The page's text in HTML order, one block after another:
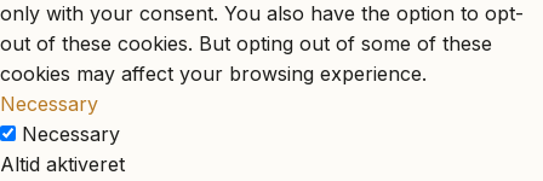
only with your consent. You also have the option to opt-
out of these cookies. But opting out of some of these
cookies may affect your browsing experience.
Necessary
Necessary
Altid aktiveret